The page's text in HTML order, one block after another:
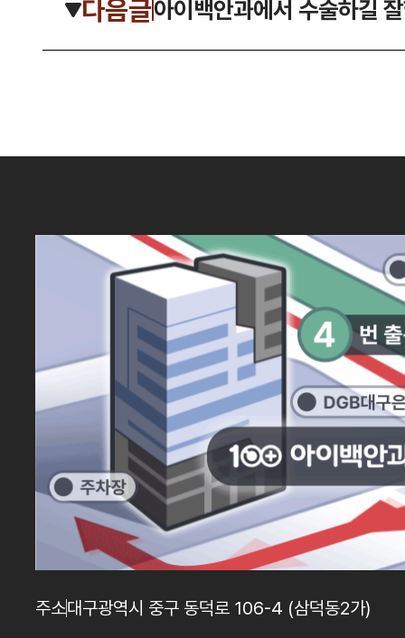
다음글아이백안과에서 수술하길
주소대구광역시 중구 동덕로 106-4 (삼덕동2가)